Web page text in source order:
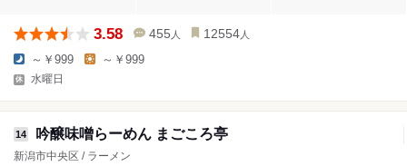
3.58 455 人 12554 人
～￥999 ～￥999
水曜日
14 吟醸味噌らーめん まごころ亭
新潟市中央区 / ラーメン